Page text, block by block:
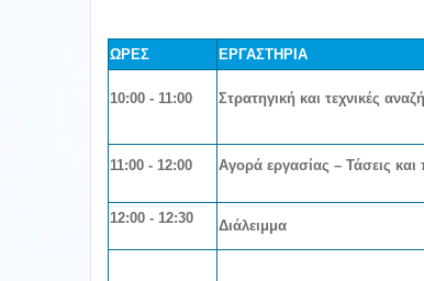
ΩΡΕΣ ΕΡΓΑΣΤΗΡΙΑ
10:00 - 11:00 Στρατηγική και τεχνικές
11:00 - 12:00 Αγορά εργασίας – Τάσεις και
12:00 - 12:30 Διάλειμμα